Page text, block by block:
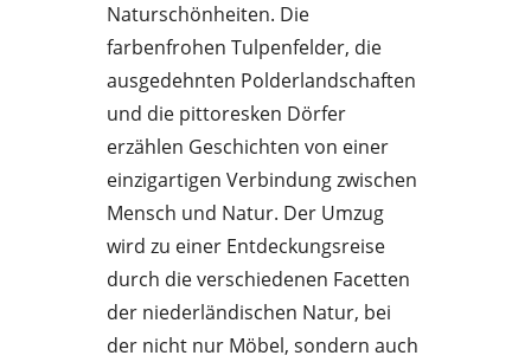
Naturschönheiten. Die
farbenfrohen Tulpenfelder, die
ausgedehnten Polderlandschaften
und die pittoresken Dörfer
erzählen Geschichten von einer
einzigartigen Verbindung zwischen
Mensch und Natur. Der Umzug
wird zu einer Entdeckungsreise
durch die verschiedenen Facetten
der niederländischen Natur, bei
der nicht nur Möbel, sondern auch